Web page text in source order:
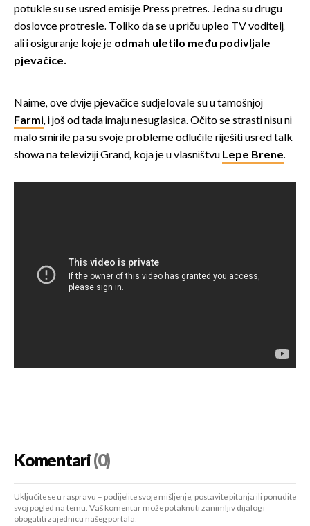
potukle su se usred emisije Press pretres. Jedna su drugu
doslovce protresle. Toliko da se u priču upleo TV voditelj,
ali i osiguranje koje je odmah uletilo među podivljale
pjevačice.
Naime, ove dvije pjevačice sudjelovale su u tamošnjoj
Farmi, i još od tada imaju nesuglasica. Očito se strasti nisu ni
malo smirile pa su svoje probleme odlučile riješiti usred talk
showa na televiziji Grand, koja je u vlasništvu Lepe Brene.
Komentari(0)
Uključite se u raspravu – podijelite svoje mišljenje, postavite pitanja ili ponudite
svoj pogled na temu. Vaš komentar može potaknuti zanimljiv dijalog i
obogatiti zajednicu našeg portala.